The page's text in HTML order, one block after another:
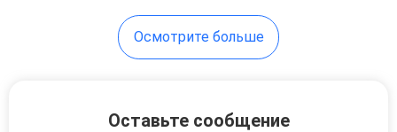
Осмотрите больше
Оставьте сообщение